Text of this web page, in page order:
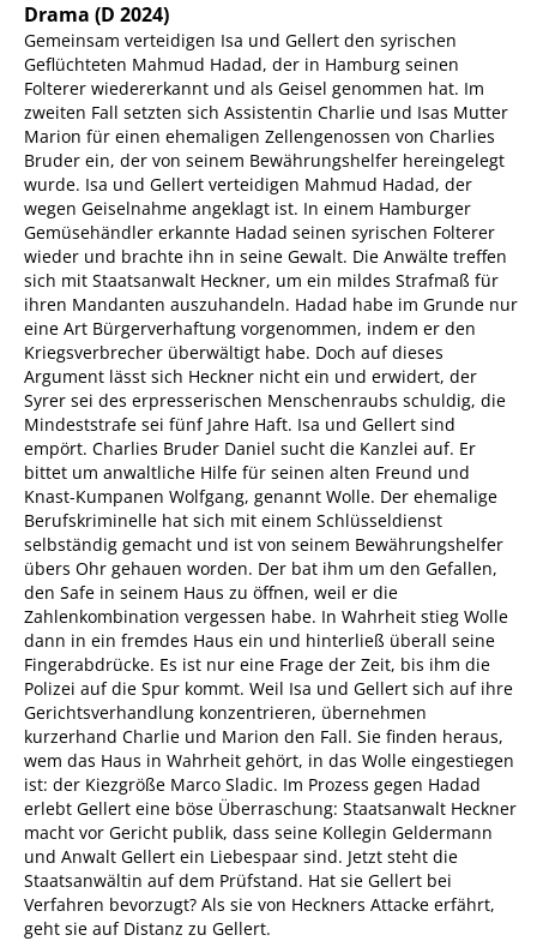
Drama (D 2024)
Gemeinsam verteidigen Isa und Gellert den syrischen
Geflüchteten Mahmud Hadad, der in Hamburg seinen
Folterer wiedererkannt und als Geisel genommen hat. Im
zweiten Fall setzten sich Assistentin Charlie und Isas Mutter
Marion für einen ehemaligen Zellengenossen von Charlies
Bruder ein, der von seinem Bewährungshelfer hereingelegt
wurde. Isa und Gellert verteidigen Mahmud Hadad, der
wegen Geiselnahme angeklagt ist. In einem Hamburger
Gemüsehändler erkannte Hadad seinen syrischen Folterer
wieder und brachte ihn in seine Gewalt. Die Anwälte treffen
sich mit Staatsanwalt Heckner, um ein mildes Strafmaß für
ihren Mandanten auszuhandeln. Hadad habe im Grunde nur
eine Art Bürgerverhaftung vorgenommen, indem er den
Kriegsverbrecher überwältigt habe. Doch auf dieses
Argument lässt sich Heckner nicht ein und erwidert, der
Syrer sei des erpresserischen Menschenraubs schuldig, die
Mindeststrafe sei fünf Jahre Haft. Isa und Gellert sind
empört. Charlies Bruder Daniel sucht die Kanzlei auf. Er
bittet um anwaltliche Hilfe für seinen alten Freund und
Knast-Kumpanen Wolfgang, genannt Wolle. Der ehemalige
Berufskriminelle hat sich mit einem Schlüsseldienst
selbständig gemacht und ist von seinem Bewährungshelfer
übers Ohr gehauen worden. Der bat ihm um den Gefallen,
den Safe in seinem Haus zu öffnen, weil er die
Zahlenkombination vergessen habe. In Wahrheit stieg Wolle
dann in ein fremdes Haus ein und hinterließ überall seine
Fingerabdrücke. Es ist nur eine Frage der Zeit, bis ihm die
Polizei auf die Spur kommt. Weil Isa und Gellert sich auf ihre
Gerichtsverhandlung konzentrieren, übernehmen
kurzerhand Charlie und Marion den Fall. Sie finden heraus,
wem das Haus in Wahrheit gehört, in das Wolle eingestiegen
ist: der Kiezgröße Marco Sladic. Im Prozess gegen Hadad
erlebt Gellert eine böse Überraschung: Staatsanwalt Heckner
macht vor Gericht publik, dass seine Kollegin Geldermann
und Anwalt Gellert ein Liebespaar sind. Jetzt steht die
Staatsanwältin auf dem Prüfstand. Hat sie Gellert bei
Verfahren bevorzugt? Als sie von Heckners Attacke erfährt,
geht sie auf Distanz zu Gellert.